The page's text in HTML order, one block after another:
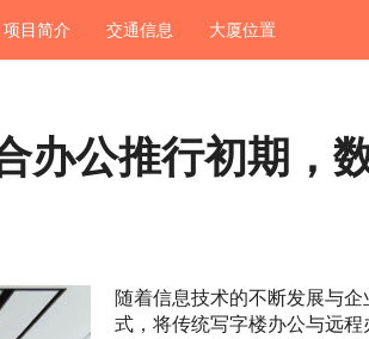
项目简介 交通信息 大厦位置
办公推行初期，
随着信息技术的不断发展与
式，将传统写字楼办公与远